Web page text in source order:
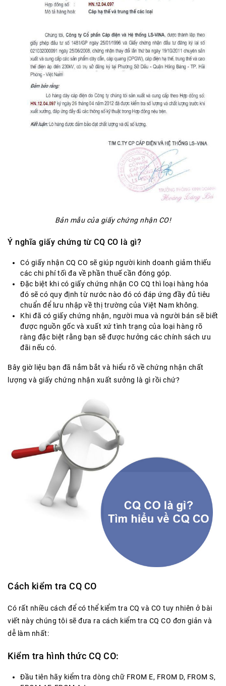
Bản mẫu của giấy chứng nhận CO!
Ý nghĩa giấy chứng từ CQ CO là gì?
Có giấy nhận CQ CO sẽ giúp người kinh doanh giảm thiếu
các chi phí tối đa về phần thuế cần đóng góp.
Đặc biệt khi có giấy chứng nhận CO CQ thì loại hàng hóa
đó sẽ có quy định từ nước nào đó có đáp ứng đầy đủ tiêu
chuẩn để lưu nhập về thị trường của Việt Nam không.
Khi đã có giấy chứng nhận, người mua và người bán sẽ biết
được nguồn gốc và xuất xứ tình trạng của loại hàng rõ
ràng đặc biệt rằng bạn sẽ được hưởng các chính sách ưu
đãi nếu có.
Bây giờ liệu bạn đã nắm bắt và hiểu rõ về chứng nhận chất
lượng và giấy chứng nhận xuất sưởng là gì rồi chứ?
Cách kiểm tra CQ CO
Có rất nhiều cách để có thể kiểm tra CQ và CO tuy nhiên ở bài
viết này chúng tôi sẽ đưa ra cách kiểm tra CQ CO đơn giản và
dễ làm nhất:
Kiểm tra hình thức CQ CO:
Đầu tiên hãy kiểm tra dòng chữ FROM E, FROM D, FROM S,